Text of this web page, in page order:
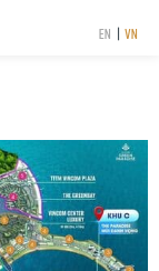
EN | VN